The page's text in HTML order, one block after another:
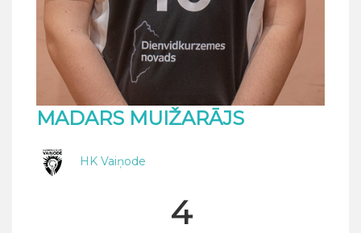
MADARS MUIŽARĀJS
HK Vaiņode
4